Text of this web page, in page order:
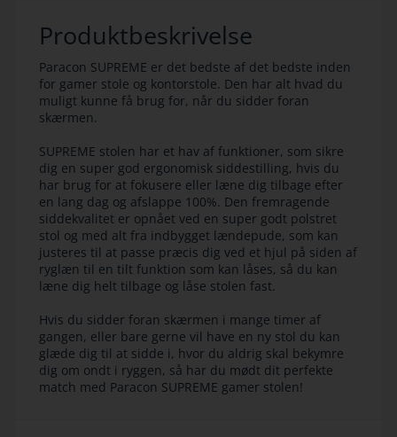
Produktbeskrivelse
Paracon SUPREME er det bedste af det bedste inden
for gamer stole og kontorstole. Den har alt hvad du
muligt kunne få brug for, når du sidder foran
skærmen.
SUPREME stolen har et hav af funktioner, som sikre
dig en super god ergonomisk siddestilling, hvis du
har brug for at fokusere eller læne dig tilbage efter
en lang dag og afslappe 100%. Den fremragende
siddekvalitet er opnået ved en super godt polstret
stol og med alt fra indbygget lændepude, som kan
justeres til at passe præcis dig ved et hjul på siden af
ryglæn til en tilt funktion som kan låses, så du kan
læne dig helt tilbage og låse stolen fast.
Hvis du sidder foran skærmen i mange timer af
gangen, eller bare gerne vil have en ny stol du kan
glæde dig til at sidde i, hvor du aldrig skal bekymre
dig om ondt i ryggen, så har du mødt dit perfekte
match med Paracon SUPREME gamer stolen!